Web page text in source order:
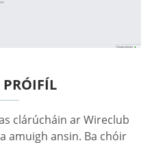
clárúcháin ar Wireclub
amuigh ansin. Ba chóir